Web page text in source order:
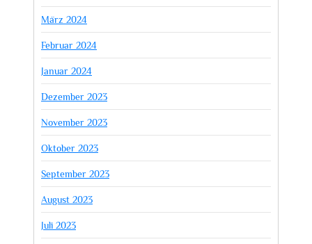
März 2024
Februar 2024
Januar 2024
Dezember 2023
November 2023
Oktober 2023
September 2023
August 2023
Juli 2023